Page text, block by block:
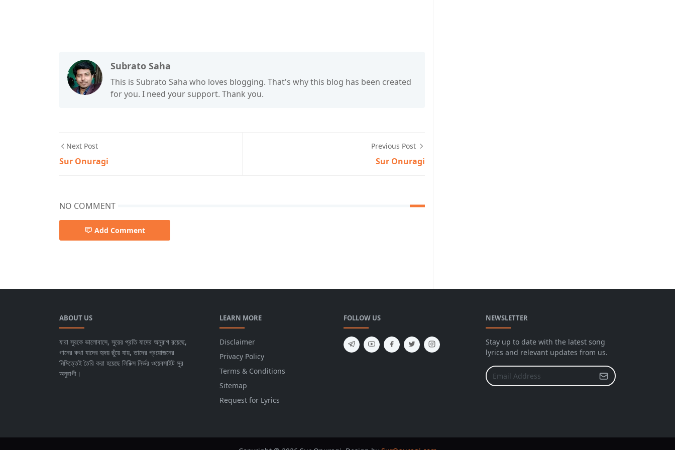
Subrato Saha
This is Subrato Saha who loves blogging. That's why this blog has been created
for you. I need your support. Thank you.
Next Post
Sur Onuragi
Previous Post
Sur Onuragi
NO COMMENT
Add Comment
ABOUT US
যারা সুরকে ভালোবাসে, সুরের প্রতি যাদের অনুরাগ রয়েছে,
গানের কথা যাদের হৃদয় ছুঁয়ে যায়, তাদের প্রয়োজনের
নিমিত্তেই তৈরি করা হয়েছে লিরিক্স নির্ভর ওয়েবসাইট সুর
অনুরাগী।
LEARN MORE
Disclaimer
Privacy Policy
Terms & Conditions
Sitemap
Request for Lyrics
FOLLOW US NEWSLETTER
Stay up to date with the latest song
lyrics and relevant updates from us.